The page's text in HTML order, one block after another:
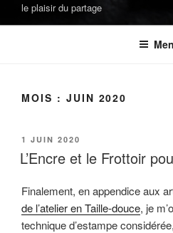
le plaisir du partage
MOIS : JUIN 2020
PUBLIÉ
LE
1 JUIN 2020
L’Encre et le Frottoir
Finalement, en appendice aux
de l’atelier en Taille-douce, je
technique d’estampe